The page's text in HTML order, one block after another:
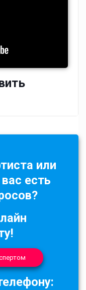
или
есть